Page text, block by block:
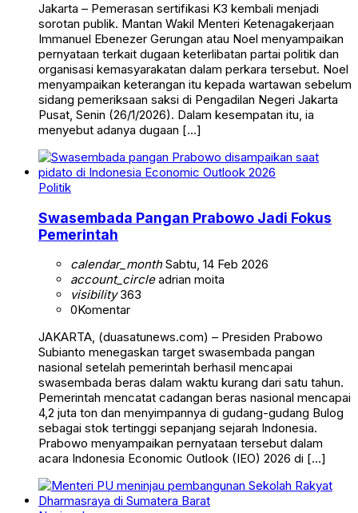
Jakarta – Pemerasan sertifikasi K3 kembali menjadi
sorotan publik. Mantan Wakil Menteri Ketenagakerjaan
Immanuel Ebenezer Gerungan atau Noel menyampaikan
pernyataan terkait dugaan keterlibatan partai politik dan
organisasi kemasyarakatan dalam perkara tersebut. Noel
menyampaikan keterangan itu kepada wartawan sebelum
sidang pemeriksaan saksi di Pengadilan Negeri Jakarta
Pusat, Senin (26/1/2026). Dalam kesempatan itu, ia
menyebut adanya dugaan […]
Politik
Swasembada Pangan Prabowo Jadi Fokus
Pemerintah
calendar_monthSabtu, 14 Feb 2026
account_circleadrian moita
visibility363
0Komentar
JAKARTA, (duasatunews.com) – Presiden Prabowo
Subianto menegaskan target swasembada pangan
nasional setelah pemerintah berhasil mencapai
swasembada beras dalam waktu kurang dari satu tahun.
Pemerintah mencatat cadangan beras nasional mencapai
4,2 juta ton dan menyimpannya di gudang-gudang Bulog
sebagai stok tertinggi sepanjang sejarah Indonesia.
Prabowo menyampaikan pernyataan tersebut dalam
acara Indonesia Economic Outlook (IEO) 2026 di […]